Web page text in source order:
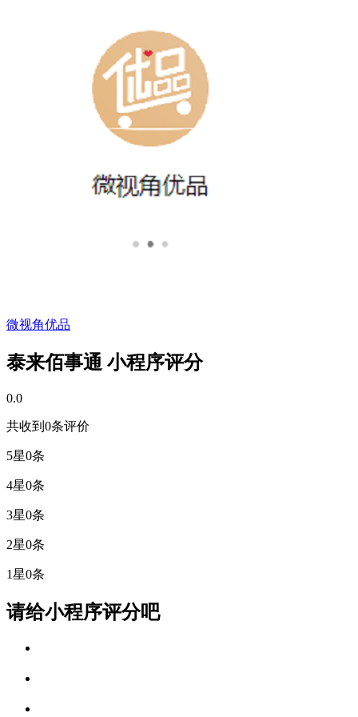
微视角优品
泰来佰事通 小程序评分
0.0
共收到0条评价
5星0条
4星0条
3星0条
2星0条
1星0条
请给小程序评分吧